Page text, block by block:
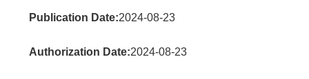
Publication Date:2024-08-23
Authorization Date:2024-08-23